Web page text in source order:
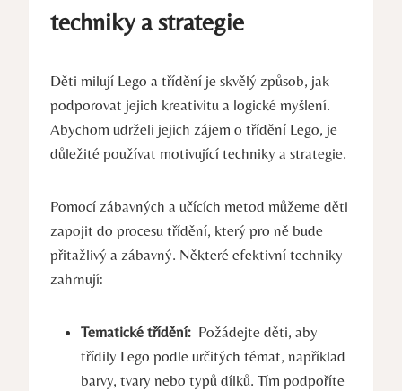
techniky‌ a ​strategie
Děti milují Lego ⁤a třídění je⁢ skvělý způsob, jak
podporovat jejich kreativitu a logické myšlení.
Abychom udrželi⁤ jejich zájem o třídění Lego, je
důležité používat ⁤motivující techniky a strategie.
Pomocí zábavných a učících metod můžeme děti
⁢zapojit do procesu třídění, ⁢který ‌pro ‍ně ‍bude
přitažlivý a ​zábavný. Některé ⁤efektivní techniky
zahrnují:
Tematické⁢ třídění: ⁢ Požádejte děti, ⁣aby
třídily Lego‍ podle určitých ⁤témat, například
barvy,‌ tvary ⁢nebo typů dílků. Tím podpoříte